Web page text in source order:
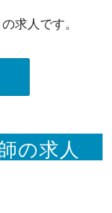
の求人です。
の求人